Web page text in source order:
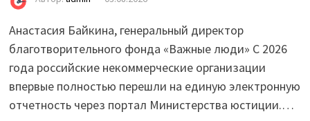
Анастасия Байкина, генеральный директор
благотворительного фонда «Важные люди» С 2026
года российские некоммерческие организации
впервые полностью перешли на единую электронную
отчетность через портал Министерства юстиции.…